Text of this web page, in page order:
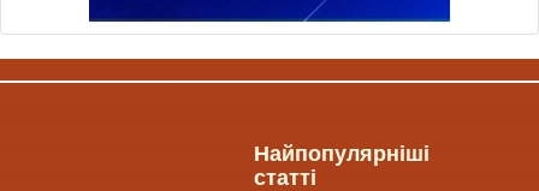
Найпопулярніші
статті